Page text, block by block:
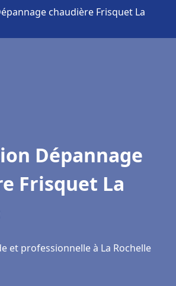
chaudière Frisquet La
Dépannage
Frisquet La
et professionnelle à La Rochelle